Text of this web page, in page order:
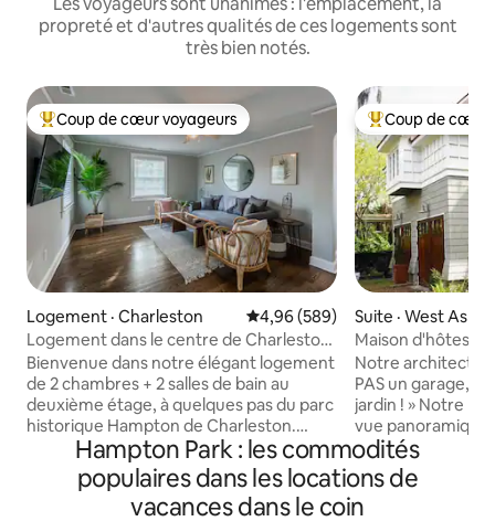
propreté et d'autres qualités de ces logements sont
très bien notés.
Coup de cœur voyageurs parmi les plus aimés
Coup de cœur voyageurs
Logement · Charleston Note moyenne de 4,96 sur 5,
4,96 (589)
Logement dans le centre de Charleston
avec vélos, 4 lits
Bienvenue dans notre élégant logement
de 2 chambres + 2 salles de bain au
deuxième étage, à quelques pas du parc
historique Hampton de Charleston.
Profitez de balades à vélo au coucher du
soleil, à 5 minutes à pied des restaurants
les plus branchés du centre-ville et à la
vue sur la citadelle depuis votre porche.
Coup de cœur
Coup de cœur
Suite · West
Maison d'hôtes
Notre architecte
PAS un garage,
jardin ! » Notre
vue panoramique
couvert de roses
marais et le
nous avons
années 1930,
Hampton Park : les commodités
populaires dans les locations de
vacances dans le coin